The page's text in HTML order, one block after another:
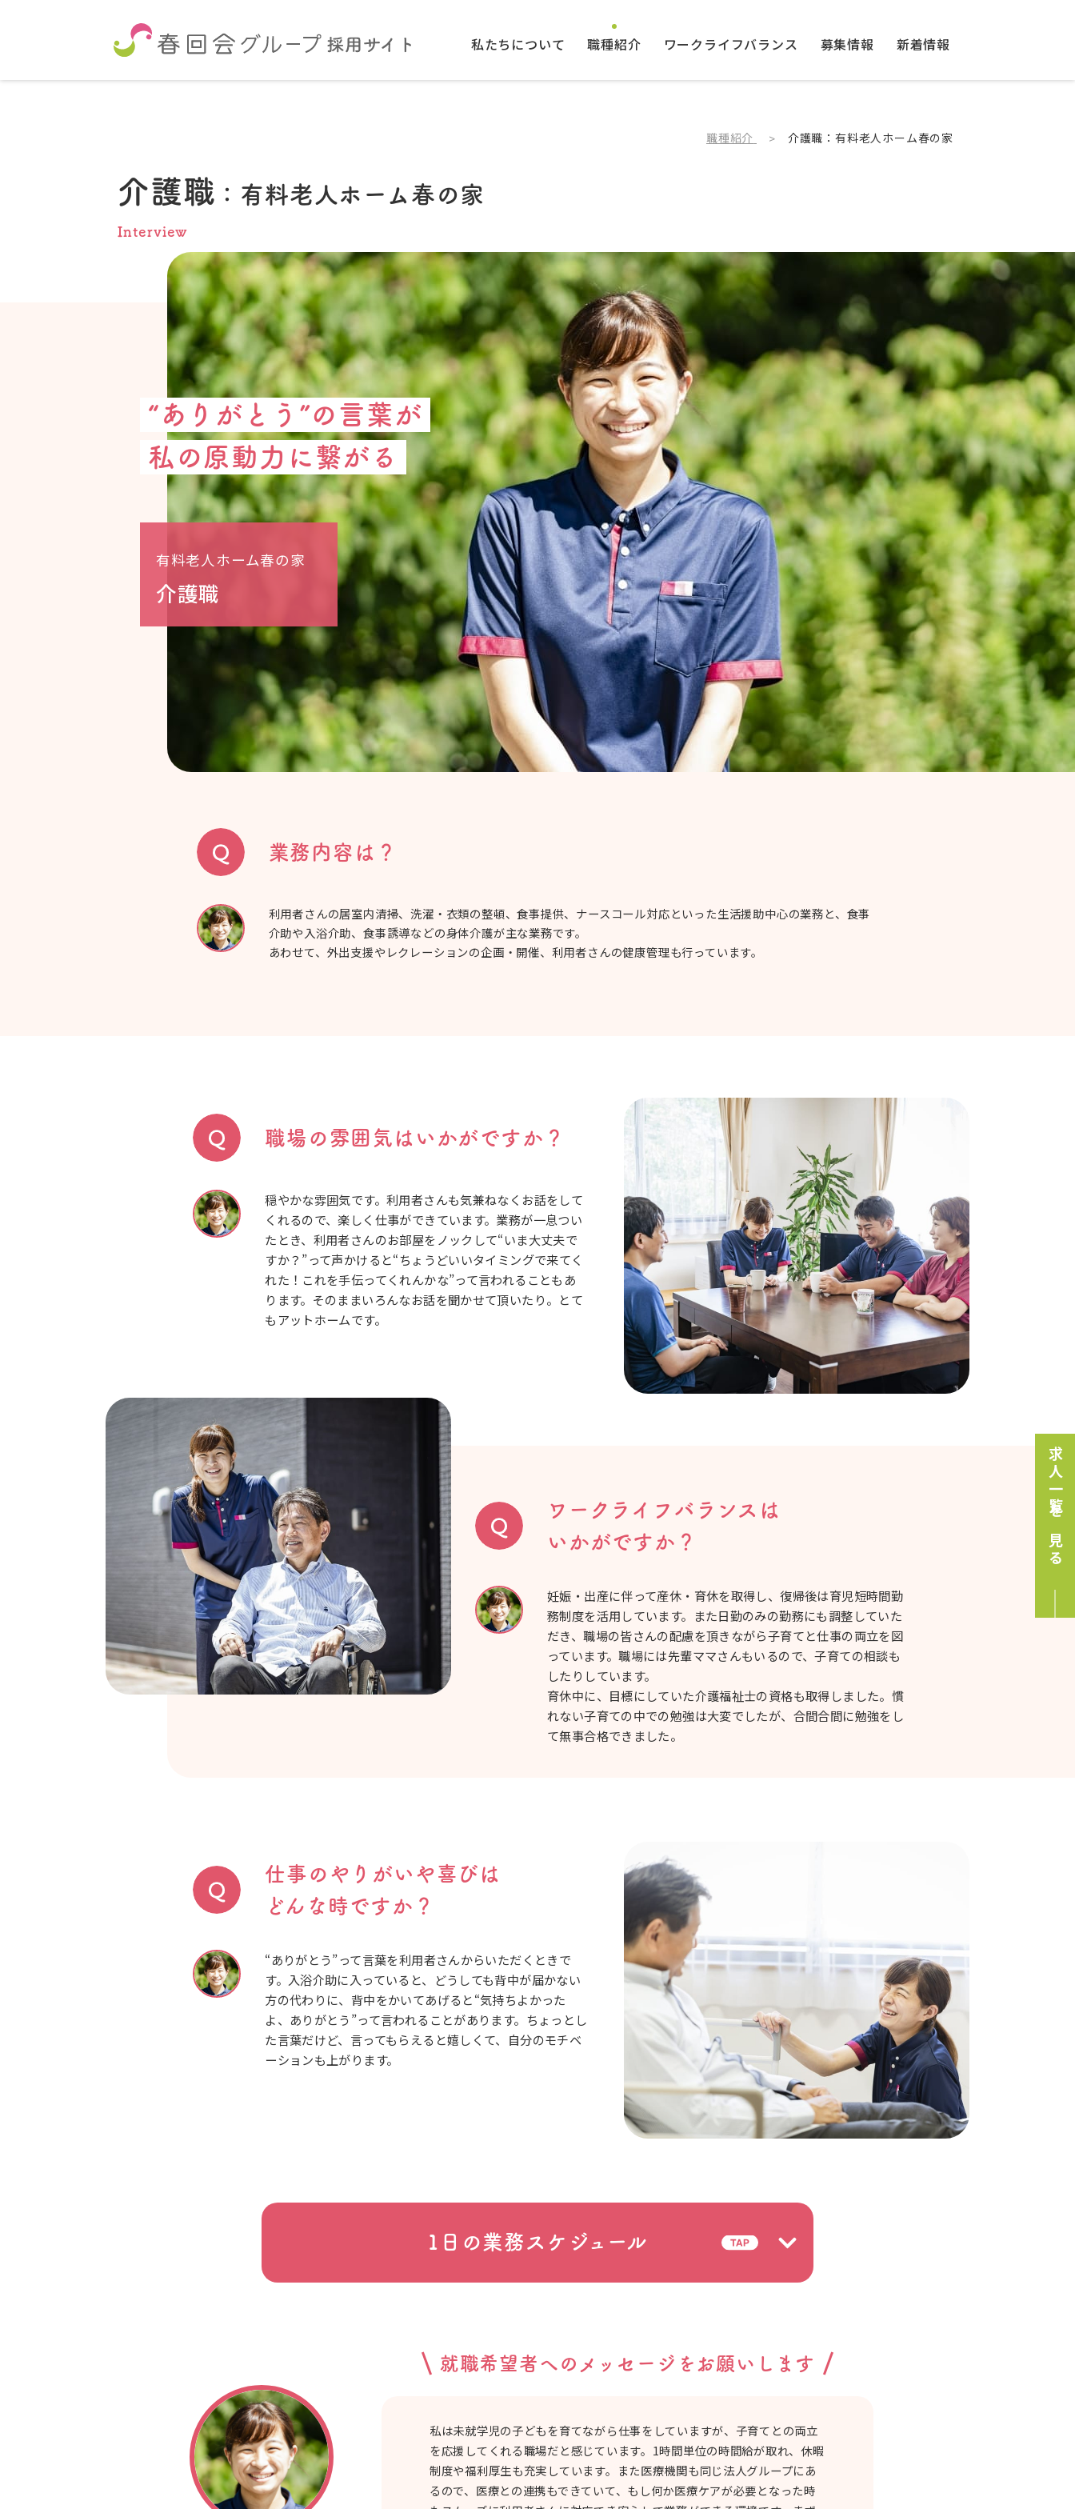
私たちについて 職種紹介 ワークライフバランス 募集情報 新着情報
職種紹介 介護職：有料老人ホーム春の家
介護職 ：有料老人ホーム春の家
Interview
“ありがとう”の言葉が
私の原動力に繋がる
有料老人ホーム春の家
介護職
業務内容は？
利用者さんの居室内清掃、洗濯・衣類の整頓、食事提供、ナースコール対応といった生活援助中心の業務と、食事
介助や入浴介助、食事誘導などの身体介護が主な業務です。
あわせて、外出支援やレクレーションの企画・開催、利用者さんの健康管理も行っています。
職場の雰囲気はいかがですか？
穏やかな雰囲気です。利用者さんも気兼ねなくお話をして
くれるので、楽しく仕事ができています。業務が一息つい
たとき、利用者さんのお部屋をノックして“いま大丈夫で
すか？”って声かけると“ちょうどいいタイミングで来てく
れた！これを手伝ってくれんかな”って言われることもあ
ります。そのままいろんなお話を聞かせて頂いたり。とて
もアットホームです。
ワークライフバランスは
いかがですか？
妊娠・出産に伴って産休・育休を取得し、復帰後は育児短時間勤
務制度を活用しています。また日勤のみの勤務にも調整していた
だき、職場の皆さんの配慮を頂きながら子育てと仕事の両立を図
っています。職場には先輩ママさんもいるので、子育ての相談も
したりしています。
育休中に、目標にしていた介護福祉士の資格も取得しました。慣
れない子育ての中での勉強は大変でしたが、合間合間に勉強をし
て無事合格できました。
仕事のやりがいや喜びは
どんな時ですか？
“ありがとう”って言葉を利用者さんからいただくときで
す。入浴介助に入っていると、どうしても背中が届かない
方の代わりに、背中をかいてあげると“気持ちよかった
よ、ありがとう”って言われることがあります。ちょっとし
た言葉だけど、言ってもらえると嬉しくて、自分のモチベ
ーションも上がります。
1日の業務スケジュール
就職希望者へのメッセージ をお願いします
私は未就学児の子どもを育てながら仕事をしていますが、子育てとの両立
を応援してくれる職場だと感じています。1時間単位の時間給が取れ、休暇
制度や福利厚生も充実しています。また医療機関も同じ法人グループにあ
るので、医療との連携もできていて、もし何か医療ケアが必要となった時
求人一覧を見る